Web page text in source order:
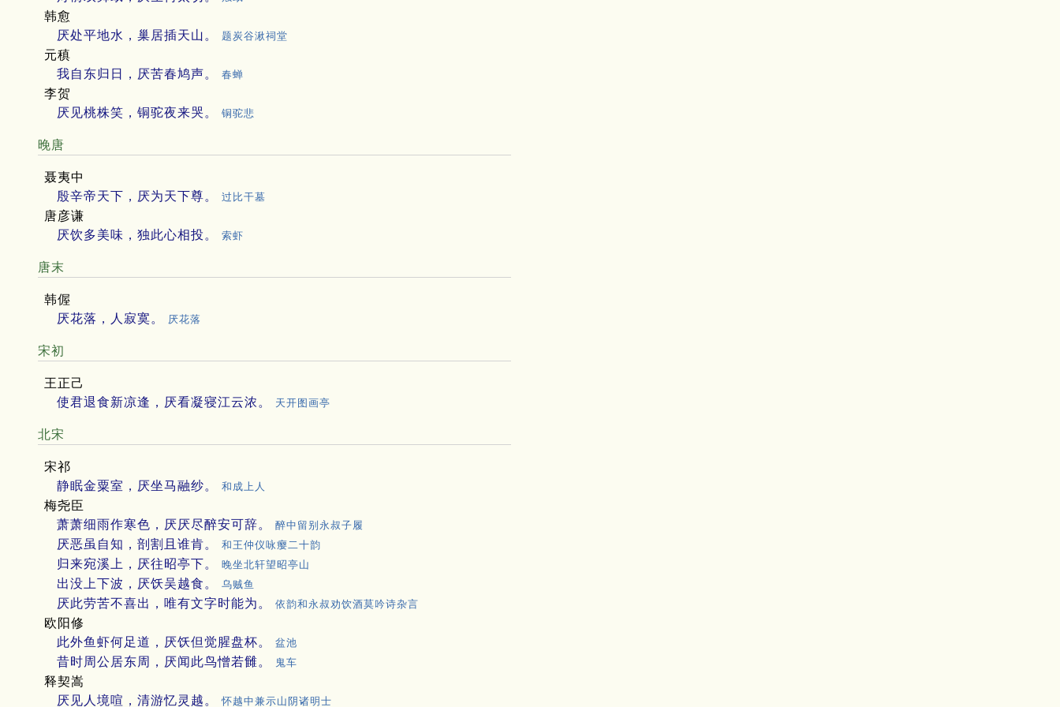
韩愈
厌处平地水，巢居插天山。
题炭谷湫祠堂
元稹
我自东归日，厌苦春鸠声。
春蝉
李贺
厌见桃株笑，铜驼夜来哭。
铜驼悲
晚唐
聂夷中
殷辛帝天下，厌为天下尊。
过比干墓
唐彦谦
厌饮多美味，独此心相投。
索虾
唐末
韩偓
厌花落，人寂寞。
厌花落
宋初
王正己
使君退食新凉逢，厌看凝寝江云浓。
天开图画亭
北宋
宋祁
静眠金粟室，厌坐马融纱。
和成上人
梅尧臣
萧萧细雨作寒色，厌厌尽醉安可辞。
醉中留别永叔子履
厌恶虽自知，剖割且谁肯。 和王仲仪咏瘿二十韵
归来宛溪上，厌往昭亭下。 晚坐北轩望昭亭山
出没上下波，厌饫吴越食。 乌贼鱼
厌此劳苦不喜出，唯有文字时能为。 依韵和永叔劝饮酒莫吟诗杂言
欧阳修
此外鱼虾何足道，厌饫但觉腥盘杯。
盆池
昔时周公居东周，厌闻此鸟憎若雠。 鬼车
释契嵩
厌见人境喧，清游忆灵越。
怀越中兼示山阴诸明士